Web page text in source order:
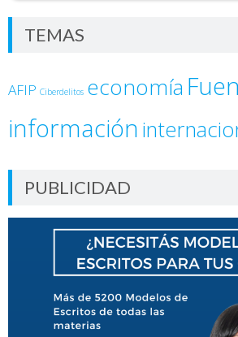
TEMAS
AFIP Ciberdelitos economía
información
PUBLICIDAD